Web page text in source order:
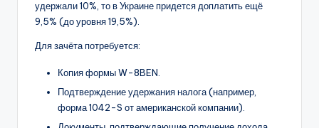
удержали 10%, то в Украине придется доплатить ещё
9,5% (до уровня 19,5%).
Для зачёта потребуется:
Копия формы W-8BEN.
Подтверждение удержания налога (например,
форма 1042-S от американской компании).